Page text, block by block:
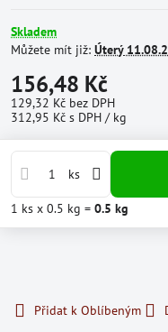
Skladem
Můžete mít již: Úterý
156,48 Kč
129,32 Kč bez DPH
312,95 Kč s DPH / kg
ks
1 ks x 0.5 kg = 0.5 kg
Přidat k Oblíbeným